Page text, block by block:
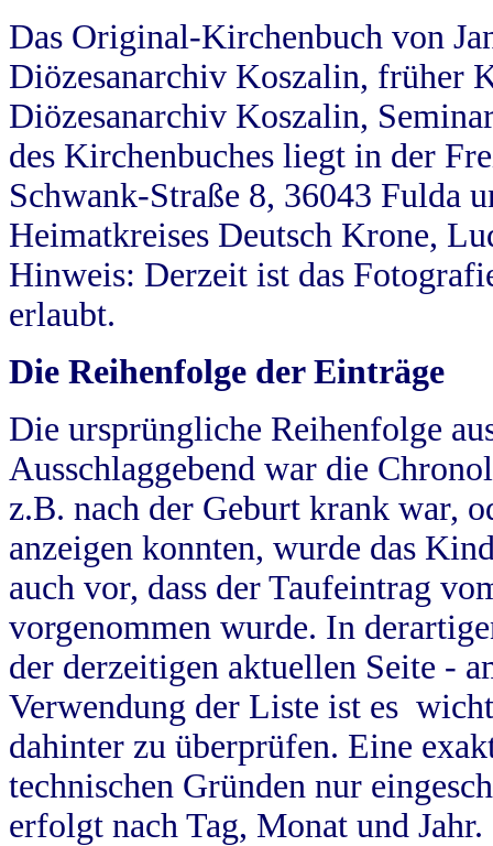
Das Original-Kirchenbuch von
Diözesanarchiv Koszalin, früher
Diözesanarchiv Koszalin,
des Kirchenbuches liegt in der
Schwank-Straße 8, 36043 Fulda
Heimatkreises Deutsch Krone,
Hinweis: Derzeit ist das
erlaubt.
Die Reihenfolge der Einträge
Die ursprüngliche Reihenfolge
Ausschlaggebend war die
z.B. nach der Geburt krank war,
anzeigen konnten, wurde das
auch vor, dass der Taufeintrag
vorgenommen wurde. In
der derzeitigen aktuellen Seite -
Verwendung der Liste ist es
dahinter zu überprüfen. Eine
technischen Gründen nur
erfolgt nach Tag, Monat und Jahr.